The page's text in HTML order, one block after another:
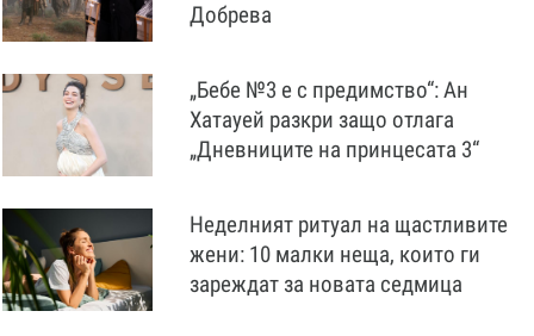
Добрева
„Бебе №3 е с предимство“: Ан
Хатауей разкри защо отлага
„Дневниците на принцесата 3“
Неделният ритуал на щастливите
жени: 10 малки неща, които ги
зареждат за новата седмица